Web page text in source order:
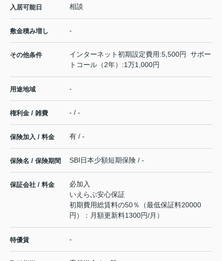
入居可能日 相談
敷金積み増し -
その他条件
インターネット初期設定費用:5,500円 サポー
トコール（2年）:1万1,000円
用途地域 -
権利金 / 雑費 - / -
保険加入 / 料金 有 / -
保険名 / 保険期間 SBI日本少額短期保険 / -
保証会社 / 料金
必加入
いえらぶ安心保証
初期費用総賃料の50％（最低保証料20000
円）：月額更新料1300円/月）
特優賃 -